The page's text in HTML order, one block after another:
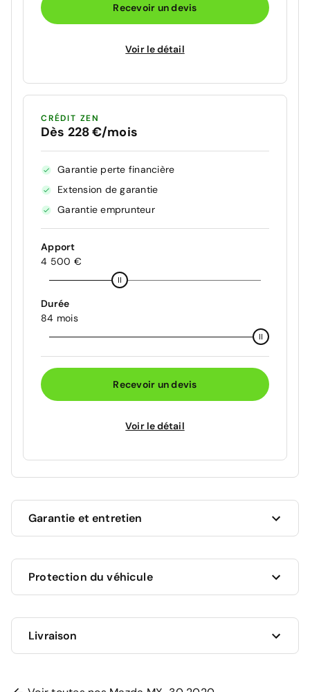
Recevoir un devis
Voir le détail
CRÉDIT ZEN
Dès 228 €/mois
Garantie perte financière
Extension de garantie
Garantie emprunteur
Apport
4 500 €
Durée
84 mois
Recevoir un devis
Voir le détail
Garantie et entretien
mois à compter de la date de livraison.
agenceou appelez-nous au
pour plus
d'informations.
Protection du véhicule
AUCUNE PROTECTION
0 €
Livraison
Je n'ai pas encore choisi